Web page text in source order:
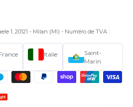
1, 20121 - Milan (MI) - Numéro de TVA :
Italie
Saint-
Marin